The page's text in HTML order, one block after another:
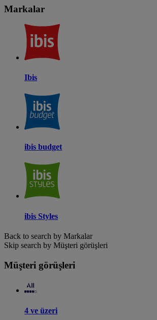
Markalar
Ibis
ibis budget
ibis Styles
Back to search by Markalar
Skip search by Müşteri görüşleri
Müşteri görüşleri
4 ve üzeri